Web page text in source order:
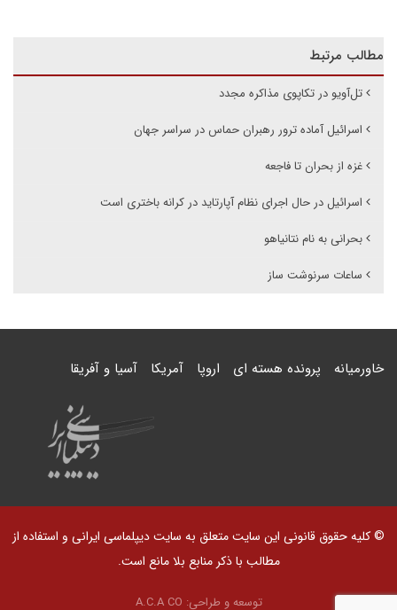
مطالب مرتبط
تل‌آویو در تکاپوی مذاکره مجدد
اسرائیل آماده ترور رهبران حماس در سراسر جهان
غزه از بحران تا فاجعه
اسرائیل در حال اجرای نظام آپارتاید در کرانه باختری است
بحرانی به نام نتانیاهو
ساعات سرنوشت ساز
خاورمیانه پرونده هسته ای اروپا آمریکا آسیا و آفریقا
© کلیه حقوق قانونی این سایت متعلق به سایت دیپلماسی ایرانی و استفاده از
مطالب با ذکر منابع بلا مانع است.
توسعه و طراحی: A.C.A CO